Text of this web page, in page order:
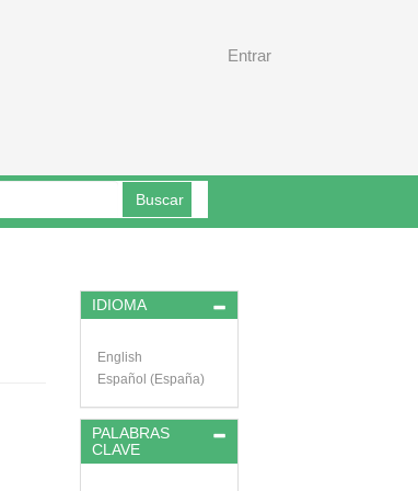
Entrar
Buscar
IDIOMA
English
Español (España)
PALABRAS
CLAVE